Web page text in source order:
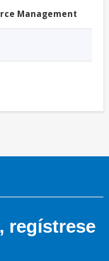
Management
regístrese